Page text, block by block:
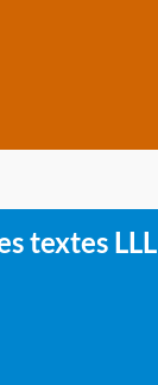
textes LLL